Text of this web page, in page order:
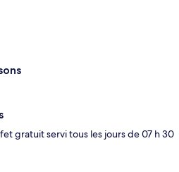
gratuit servi tous les jours de 07 h 30